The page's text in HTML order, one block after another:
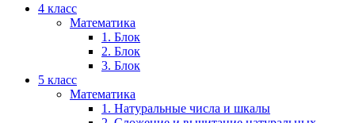
4 класс
Математика
1. Блок
2. Блок
3. Блок
5 класс
Математика
1. Натуральные числа и шкалы